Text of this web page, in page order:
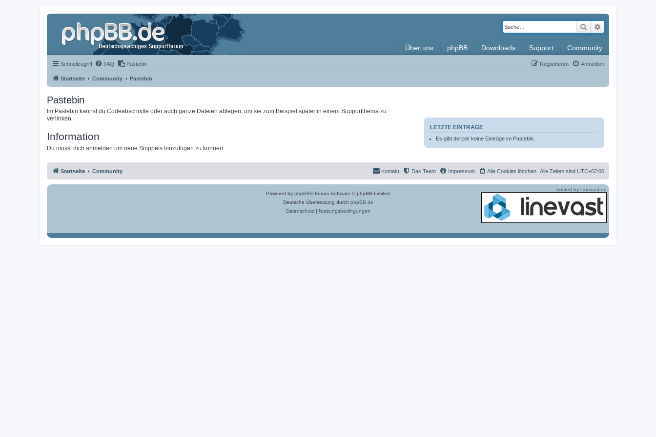
Suche
Über uns phpBB Downloads Support Community
Schnellzugriff FAQ Pastebin Anmelden
Registrieren
Startseite Community Pastebin
Pastebin
Im Pastebin kannst du Codeabschnitte oder auch ganze Dateien ablegen, um sie zum Beispiel später in einem Supportthema zu
verlinken.
Information
Du musst dich anmelden um neue Snippets hinzufügen zu können.
LETZTE EINTRÄGE
Es gibt derzeit keine Einträge im Pastebin.
Startseite Community Alle Zeiten sind UTC+02:00
Alle Cookies löschen
Impressum
Das Team
Kontakt
Powered by phpBB® Forum Software © phpBB Limited
Deutsche Übersetzung durch phpBB.de
Datenschutz| Nutzungsbedingungen
hosted by Linevast.de